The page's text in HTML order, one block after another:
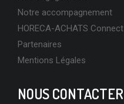
Notre accompagnement
HORECA-ACHATS Connect
Partenaires
Mentions Légales
NOUS CONTACTER